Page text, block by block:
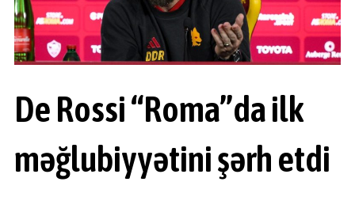
De Rossi “Roma”da ilk
məğlubiyyətini şərh etdi